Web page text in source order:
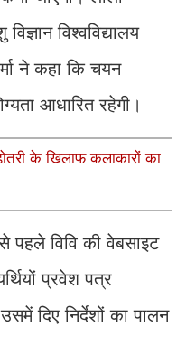
विश्वविद्यालय
ने कहा कि चयन
आधारित रहेगी।
के खिलाफ कलाकारों का
पहले विवि की वेबसाइट
प्रवेश पत्र
दिए निर्देशों का पालन